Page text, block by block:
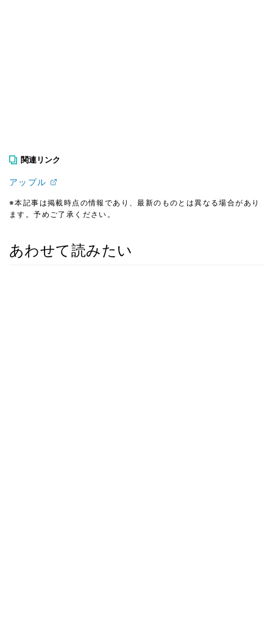
関連リンク
アップル
※本記事は掲載時点の情報であり、最新のものとは異なる場合があり
ます。予めご了承ください。
あわせて読みたい